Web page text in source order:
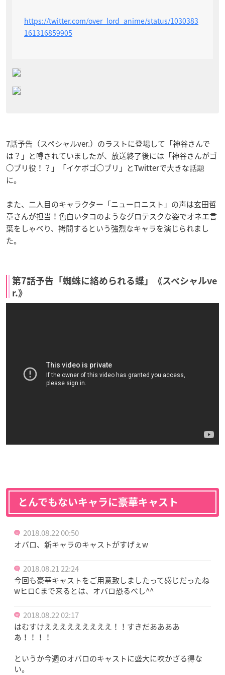
https://twitter.com/over_lord_anime/status/1030383
161316859905
7話予告（スペシャルver.）のラストに登場して「神谷さんで
は？」と噂されていましたが、放送終了後には「神谷さんがゴ
◯ブリ役！？」「イケボゴ◯ブリ」とTwitterで大きな話題
に。
また、二人目のキャラクター「ニューロニスト」の声は玄田哲
章さんが担当！色白いタコのようなグロテスクな姿でオネエ言
葉をしゃべり、拷問するという強烈なキャラを演じられまし
た。
第7話予告「蜘蛛に絡められる蝶」《スペシャルve
r.》
とんでもないキャラに豪華キャスト
2018.08.22 00:50
オバロ、新キャラのキャストがすげぇw
2018.08.21 22:24
今回も豪華キャストをご用意致しましたって感じだったね
wヒロCまで来るとは、オバロ恐るべし^^
2018.08.22 02:17
はむすけえええええええええ！！すきだああああ
あ！！！！
というか今週のオバロのキャストに盛大に吹かざる得な
い。